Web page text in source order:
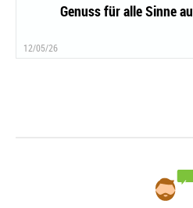
Genuss für alle Sinne
12/05/26